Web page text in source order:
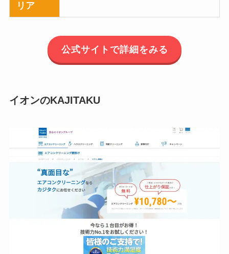
リア
公式サイトで詳細をみる
イオンのKAJITAKU